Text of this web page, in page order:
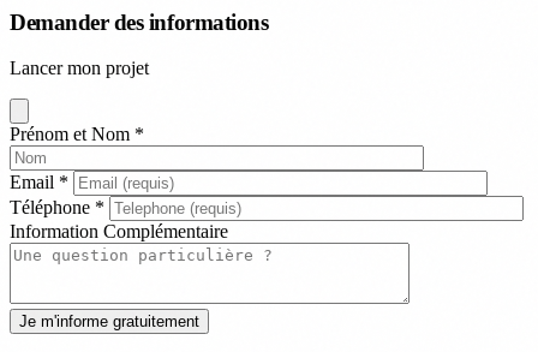
Demander des informations
Lancer mon projet
Prénom et Nom *
Email *
Téléphone *
Information Complémentaire